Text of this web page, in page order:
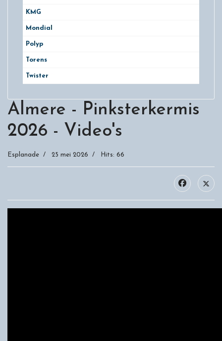
KMG
Mondial
Polyp
Torens
Twister
Almere - Pinksterkermis
2026 - Video's
Esplanade 25 mei 2026 Hits: 66